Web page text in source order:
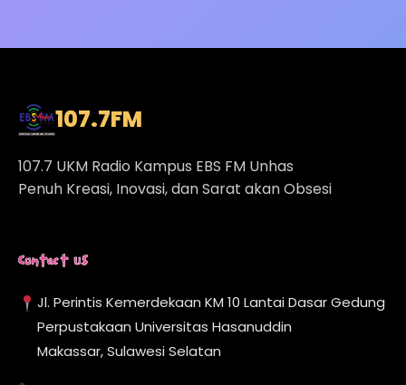
107.7FM
107.7 UKM Radio Kampus EBS FM Unhas
Penuh Kreasi, Inovasi, dan Sarat akan Obsesi
Contact Us
Jl. Perintis Kemerdekaan KM 10 Lantai Dasar Gedung
Perpustakaan Universitas Hasanuddin
Makassar, Sulawesi Selatan